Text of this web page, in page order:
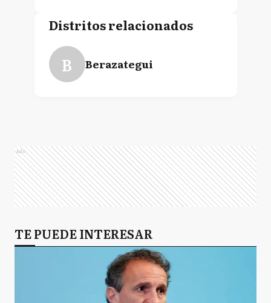
Distritos relacionados
B Berazategui
Ads
TE PUEDE INTERESAR